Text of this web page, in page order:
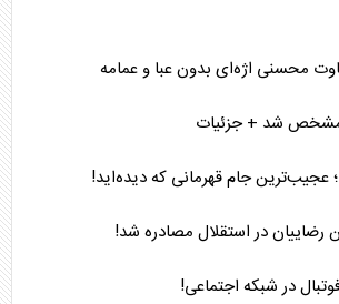
محسنی اژه‌ای بدون عبا و عمامه
مشخص شد + جزئیات
جام قهرمانی که دیده‌اید!
در استقلال مصادره شد!